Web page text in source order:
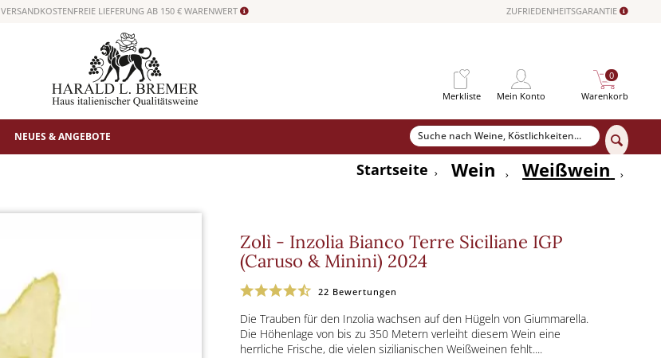
VERSANDKOSTENFREIE LIEFERUNG AB 150 € WARENWERT ZUFRIEDENHEITSGARANTIE
Merkliste Mein Konto Warenkorb
0
NEUES & ANGEBOTE
Startseite Wein Weißwein
Zolì - Inzolia Bianco Terre Siciliane IGP
(Caruso & Minini) 2024
22 Bewertungen
Die Trauben für den Inzolia wachsen auf den Hügeln von Giummarella.
Die Höhenlage von bis zu 350 Metern verleiht diesem Wein eine
herrliche Frische, die vielen sizilianischen Weißweinen fehlt....